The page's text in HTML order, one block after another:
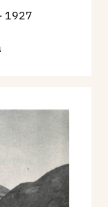
alla XVII
Milano,
..., 24
Milano,
1927